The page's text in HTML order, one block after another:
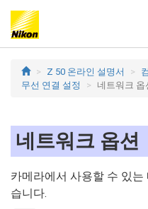
Z 50 온라인 설명서
무선 연결 설정
네트워크 옵
네트워크 옵션
카메라에서 사용할 수 있
습니다.